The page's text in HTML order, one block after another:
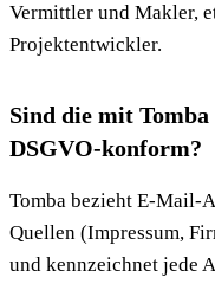
Vermittler und Makler,
Projektentwickler.
Sind die mit
DSGVO-konform?
Tomba bezieht E-Mail-
Quellen (Impressum,
und kennzeichnet jede